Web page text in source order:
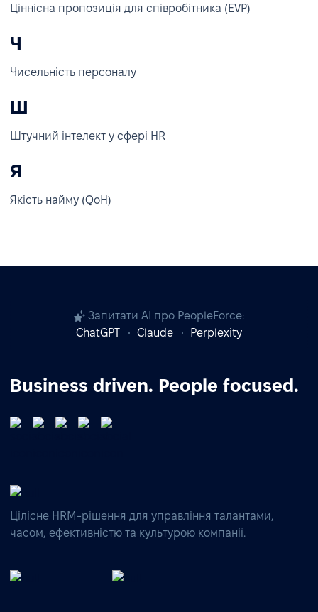
Ціннісна пропозиція для співробітника (EVP)
Ч
Чисельність персоналу
Ш
Штучний інтелект у сфері HR
Я
Якість найму (QoH)
Запитати AI про PeopleForce:
ChatGPT
Claude Perplexity
Business driven. People focused.
Цілісне HRM-рішення для управління талантами,
часом, ефективністю та культурою компанії.